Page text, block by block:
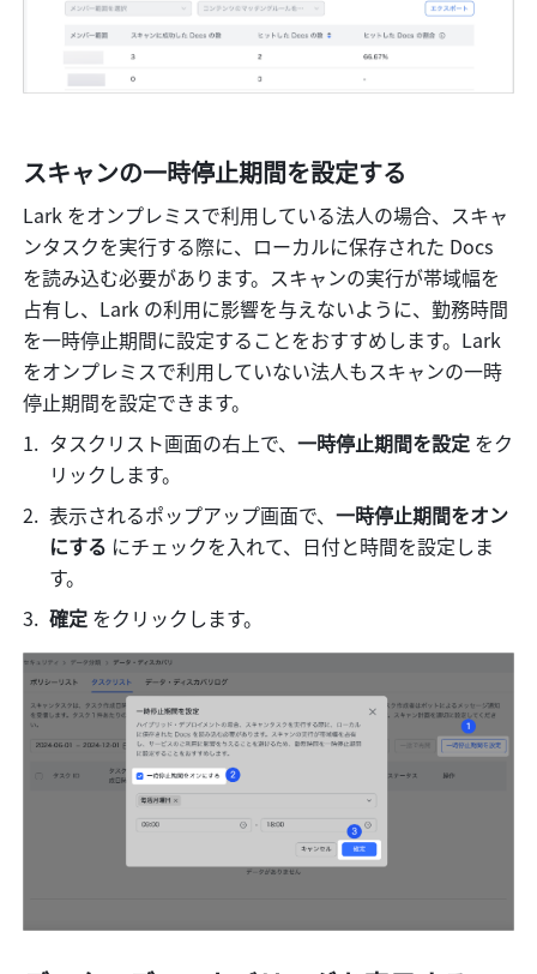
スキャンの一時停止期間を設定する
Lark をオンプレミスで利用している法人の場合、スキャ
ンタスクを実行する際に、ローカルに保存された Docs
を読み込む必要があります。スキャンの実行が帯域幅を
占有し、Lark の利用に影響を与えないように、勤務時間
を一時停止期間に設定することをおすすめします。Lark
をオンプレミスで利用していない法人もスキャンの一時
停止期間を設定できます。
タスクリスト画面の右上で、一時停止期間を設定 をク
リックします。
表示されるポップアップ画面で、一時停止期間をオン
にする にチェックを入れて、日付と時間を設定しま
す。
確定 をクリックします。